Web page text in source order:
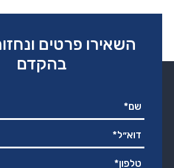
השאירו פרטים
בהקדם